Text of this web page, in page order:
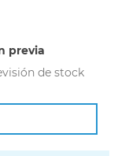
previa
de stock